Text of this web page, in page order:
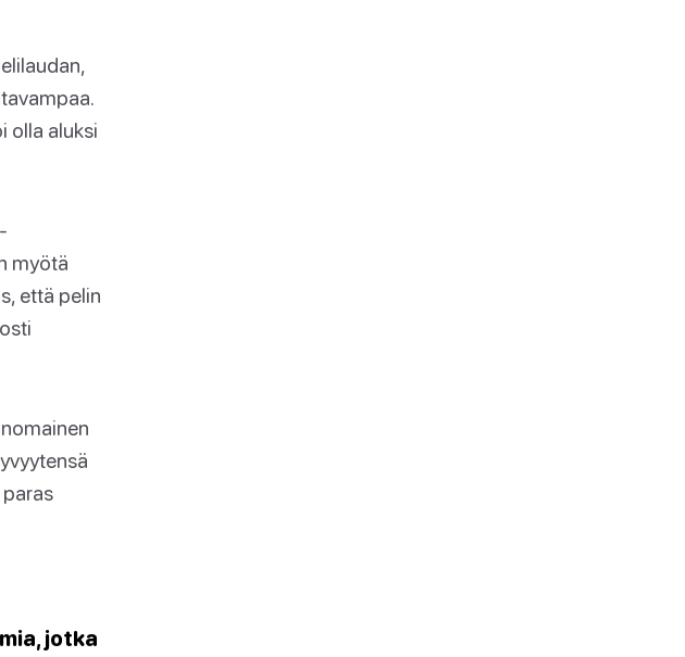
olla aluksi
myötä
että pelin
jotka